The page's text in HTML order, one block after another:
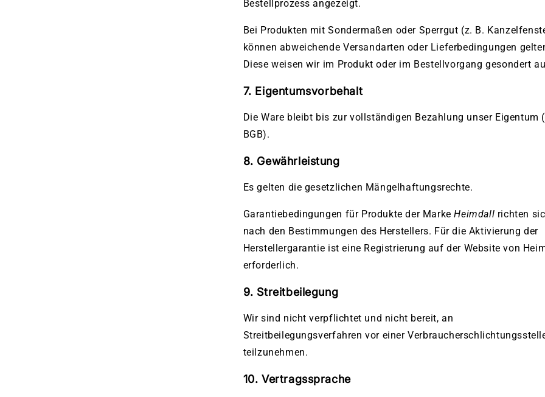
Bestellprozess angezeigt.
Bei Produkten mit Sondermaßen oder Sperrgut (z. B.
können abweichende Versandarten oder Lieferbedingungen
Diese weisen wir im Produkt oder im Bestellvorgang gesondert
7. Eigentumsvorbehalt
Die Ware bleibt bis zur vollständigen Bezahlung unser Eigentum
BGB).
8. Gewährleistung
Es gelten die gesetzlichen Mängelhaftungsrechte.
Garantiebedingungen für Produkte der MarkeHeimdall richten
nach den Bestimmungen des Herstellers. Für die Aktivierung der
Herstellergarantie ist eine Registrierung auf der Website von
erforderlich.
9. Streitbeilegung
Wir sind nicht verpflichtet und nicht bereit, an
Streitbeilegungsverfahren vor einer
teilzunehmen.
10. Vertragssprache